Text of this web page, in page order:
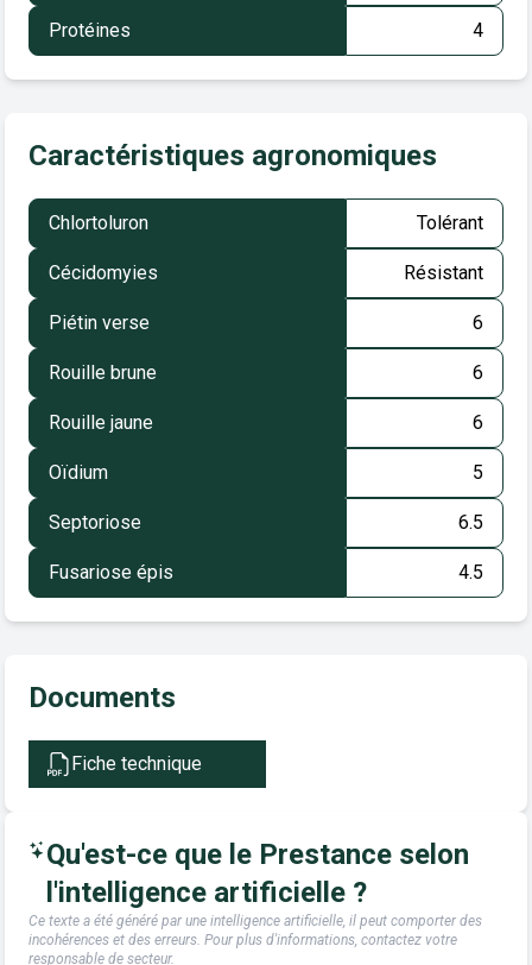
Protéines 4
Caractéristiques agronomiques
Chlortoluron Tolérant
Cécidomyies Résistant
Piétin verse 6
Rouille brune 6
Rouille jaune 6
Oïdium 5
Septoriose 6.5
Fusariose épis 4.5
Documents
Fiche technique
Qu'est-ce que le Prestance selon
l'intelligence artificielle ?
Ce texte a été généré par une intelligence artificielle, il peut comporter des
incohérences et des erreurs. Pour plus d'informations, contactez votre
responsable de secteur.